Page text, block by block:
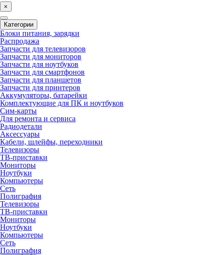
×
Категории
Блоки питания, зарядки
Распродажа
Запчасти для телевизоров
Запчасти для мониторов
Запчасти для ноутбуков
Запчасти для смартфонов
Запчасти для планшетов
Запчасти для принтеров
Аккумуляторы, батарейки
Комплектующие для ПК и ноутбуков
Сим-карты
Для ремонта и сервиса
Радиодетали
Аксессуары
Кабели, шлейфы, переходники
Телевизоры
ТВ-приставки
Мониторы
Ноутбуки
Компьютеры
Сеть
Полиграфия
Телевизоры
ТВ-приставки
Мониторы
Ноутбуки
Компьютеры
Сеть
Полиграфия